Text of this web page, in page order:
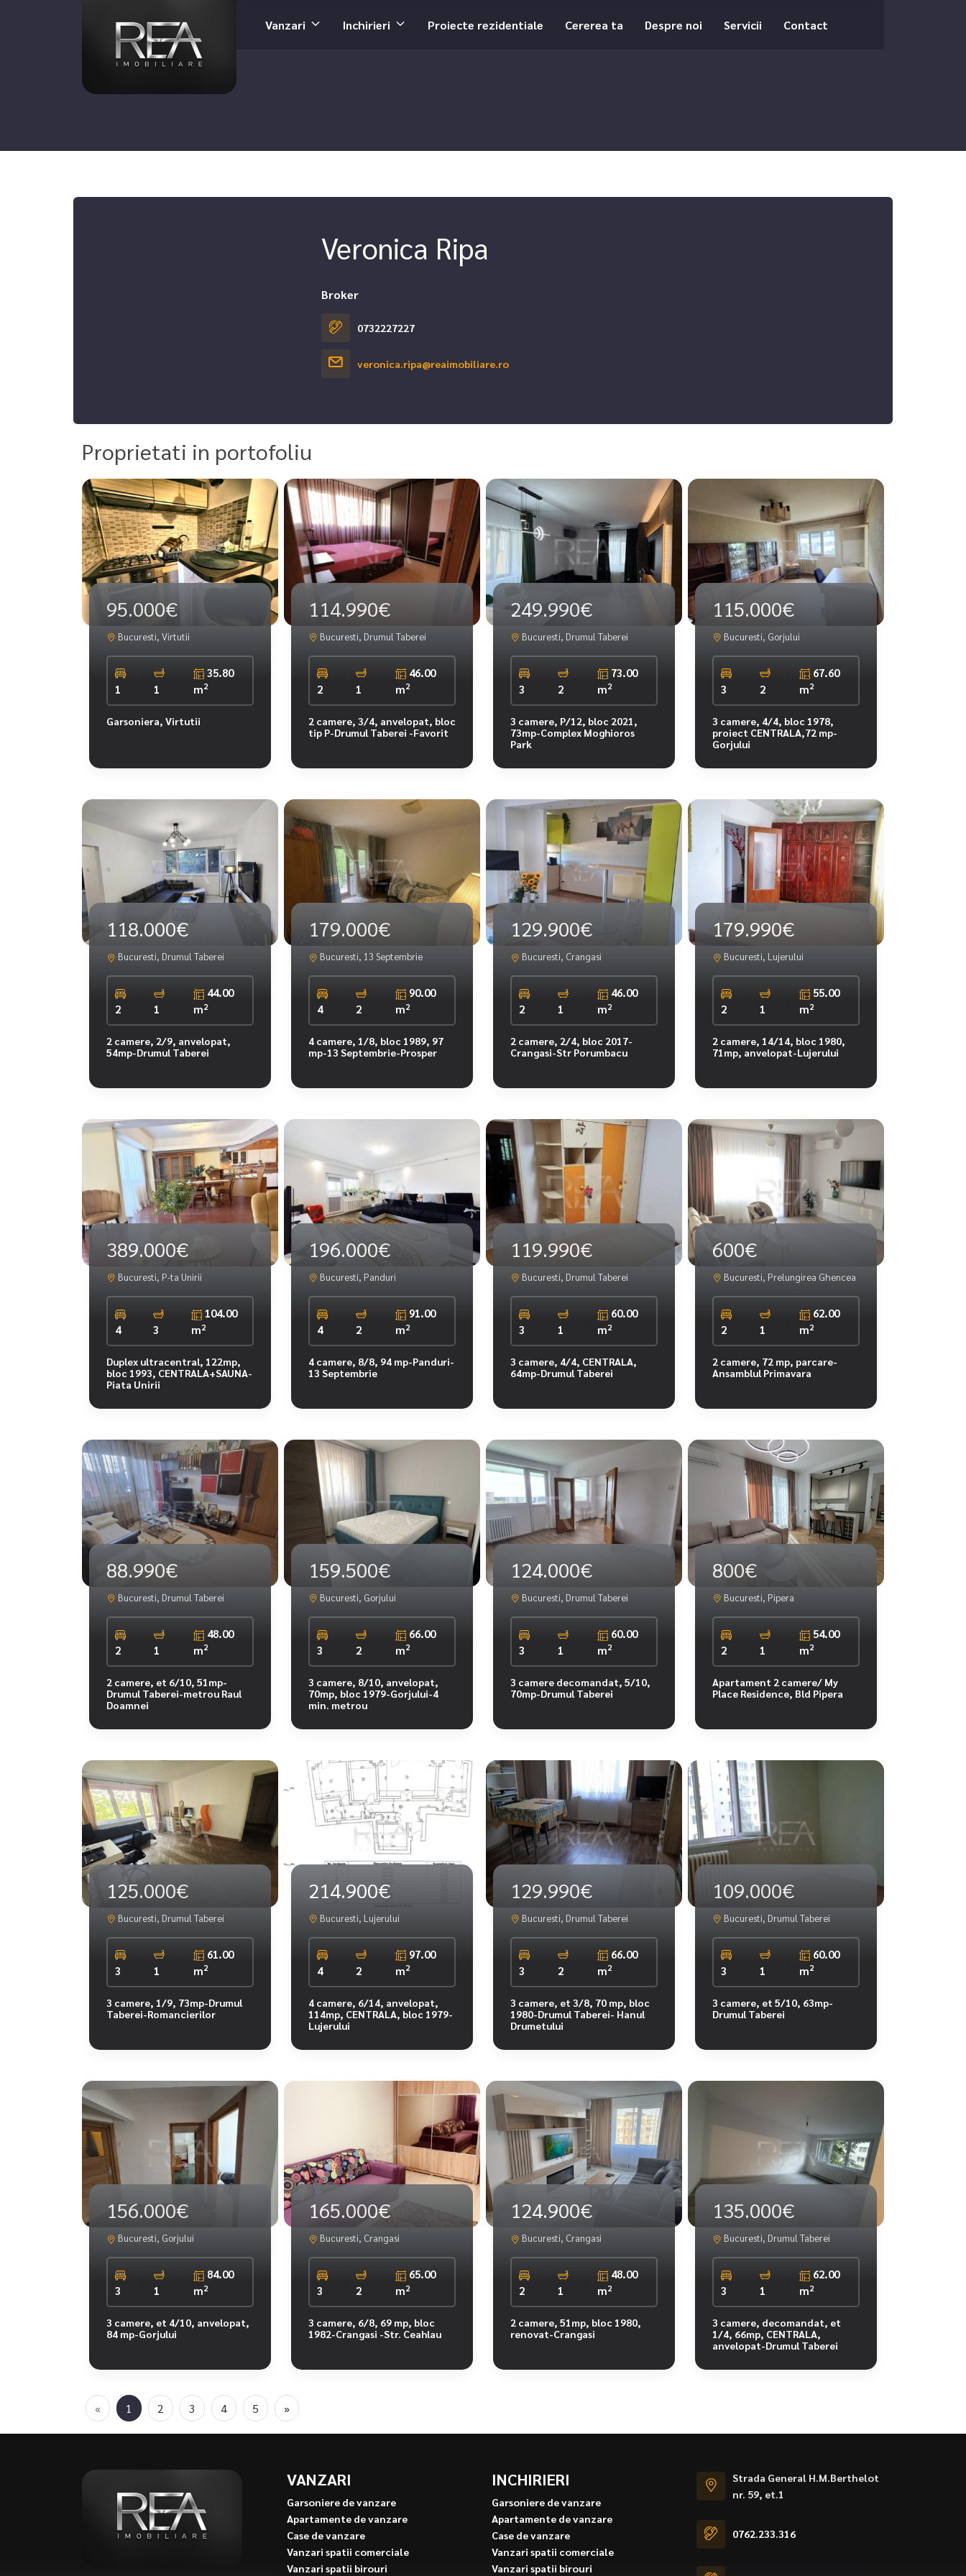
Vanzari Inchirieri Proiecte rezidentiale Cererea ta Despre noi Servicii Contact
Veronica Ripa
Broker
0732227227
veronica.ripa@reaimobiliare.ro
Proprietati in portofoliu
95.000€
Bucuresti, Virtutii
1 1
35.80
m2
Garsoniera, Virtutii
114.990€
Bucuresti, Drumul Taberei
2 1
46.00
m2
2 camere, 3/4, anvelopat, bloc
tip P-Drumul Taberei -Favorit
249.990€
Bucuresti, Drumul Taberei
3 2
73.00
m2
3 camere, P/12, bloc 2021,
73mp-Complex Moghioros
Park
115.000€
Bucuresti, Gorjului
3 2
67.60
m2
3 camere, 4/4, bloc 1978,
proiect CENTRALA,72 mp-
Gorjului
118.000€
Bucuresti, Drumul Taberei
2 1
44.00
m2
2 camere, 2/9, anvelopat,
54mp-Drumul Taberei
179.000€
Bucuresti, 13 Septembrie
4 2
90.00
m2
4 camere, 1/8, bloc 1989, 97
mp-13 Septembrie-Prosper
129.900€
Bucuresti, Crangasi
2 1
46.00
m2
2 camere, 2/4, bloc 2017-
Crangasi-Str Porumbacu
179.990€
Bucuresti, Lujerului
2 1
55.00
m2
2 camere, 14/14, bloc 1980,
71mp, anvelopat-Lujerului
389.000€
Bucuresti, P-ta Unirii
4 3
104.00
m2
Duplex ultracentral, 122mp,
bloc 1993, CENTRALA+SAUNA-
Piata Unirii
196.000€
Bucuresti, Panduri
4 2
91.00
m2
4 camere, 8/8, 94 mp-Panduri-
13 Septembrie
119.990€
Bucuresti, Drumul Taberei
3 1
60.00
m2
3 camere, 4/4, CENTRALA,
64mp-Drumul Taberei
600€
Bucuresti, Prelungirea Ghencea
2 1
62.00
m2
2 camere, 72 mp, parcare-
Ansamblul Primavara
88.990€
Bucuresti, Drumul Taberei
2 1
48.00
m2
2 camere, et 6/10, 51mp-
Drumul Taberei-metrou Raul
Doamnei
159.500€
Bucuresti, Gorjului
3 2
66.00
m2
3 camere, 8/10, anvelopat,
70mp, bloc 1979-Gorjului-4
min. metrou
124.000€
Bucuresti, Drumul Taberei
3 1
60.00
m2
3 camere decomandat, 5/10,
70mp-Drumul Taberei
800€
Bucuresti, Pipera
2 1
54.00
m2
Apartament 2 camere/ My
Place Residence, Bld Pipera
125.000€
Bucuresti, Drumul Taberei
3 1
61.00
m2
3 camere, 1/9, 73mp-Drumul
Taberei-Romancierilor
214.900€
Bucuresti, Lujerului
4 2
97.00
m2
4 camere, 6/14, anvelopat,
114mp, CENTRALA, bloc 1979-
Lujerului
129.990€
Bucuresti, Drumul Taberei
3 2
66.00
m2
3 camere, et 3/8, 70 mp, bloc
1980-Drumul Taberei- Hanul
Drumetului
109.000€
Bucuresti, Drumul Taberei
3 1
60.00
m2
3 camere, et 5/10, 63mp-
Drumul Taberei
156.000€
Bucuresti, Gorjului
3 1
84.00
m2
3 camere, et 4/10, anvelopat,
84 mp-Gorjului
165.000€
Bucuresti, Crangasi
3 2
65.00
m2
3 camere, 6/8, 69 mp, bloc
1982-Crangasi -Str. Ceahlau
124.900€
Bucuresti, Crangasi
2 1
48.00
m2
2 camere, 51mp, bloc 1980,
renovat-Crangasi
135.000€
Bucuresti, Drumul Taberei
3 1
62.00
m2
3 camere, decomandat, et
1/4, 66mp, CENTRALA,
anvelopat-Drumul Taberei
« 1 2 3 4 5 »
VANZARI
Garsoniere de vanzare
Apartamente de vanzare
Case de vanzare
Vanzari spatii comerciale
Vanzari spatii birouri
INCHIRIERI
Garsoniere de vanzare
Apartamente de vanzare
Case de vanzare
Vanzari spatii comerciale
Vanzari spatii birouri
Strada General H.M.Berthelot
nr. 59, et.1
0762.233.316